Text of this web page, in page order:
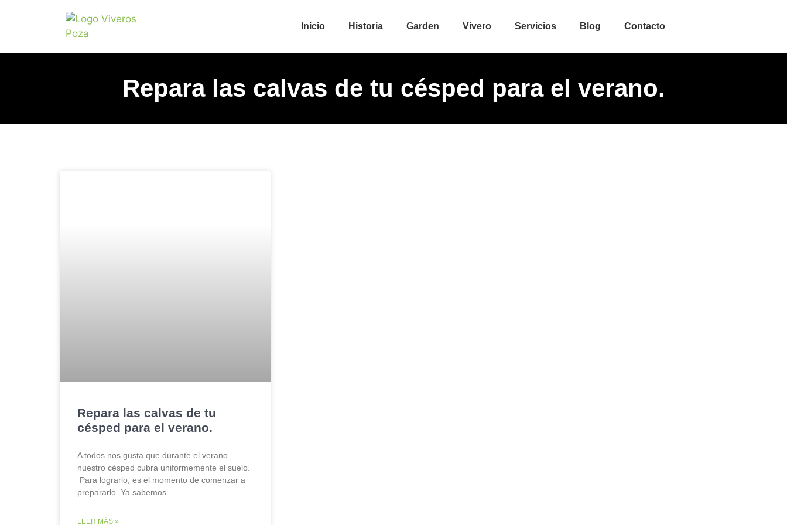
Inicio Historia Garden Vivero Servicios Blog Contacto
Repara las calvas de tu césped para el verano.
Repara las calvas de tu
césped para el verano.
A todos nos gusta que durante el verano
nuestro césped cubra uniformemente el suelo.
Para lograrlo, es el momento de comenzar a
prepararlo. Ya sabemos
LEER MÁS »